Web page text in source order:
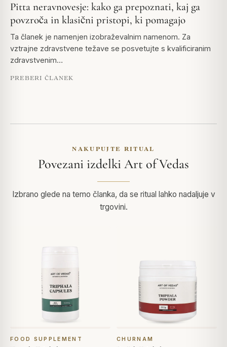
Pitta neravnovesje: kako ga prepoznati, kaj ga
povzroča in klasični pristopi, ki pomagajo
Ta članek je namenjen izobraževalnim namenom. Za
vztrajne zdravstvene težave se posvetujte s kvalificiranim
zdravstvenim…
PREBERI ČLANEK
NAKUPUJTE RITUAL
Povezani izdelki Art of Vedas
Izbrano glede na temo članka, da se ritual lahko nadaljuje v
trgovini.
FOOD SUPPLEMENT CHURNAM